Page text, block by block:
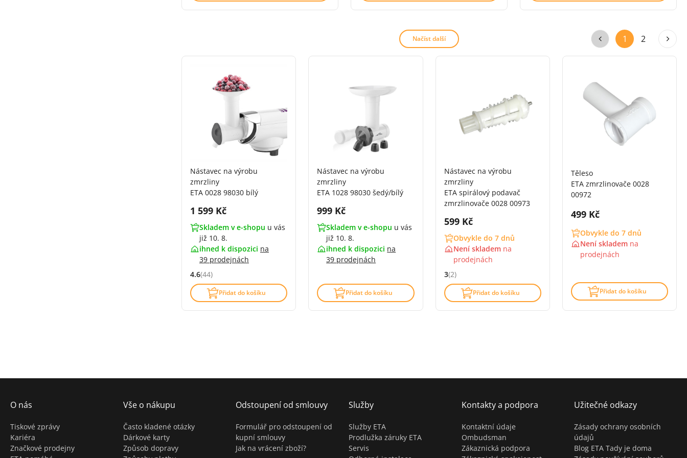
Načíst další 1 2
Nástavec na výrobu
zmrzliny
ETA 0028 98030 bílý
Cena s DPH:
1 599 Kč
Skladem v e-shopu u vás
již 10. 8.
ihned k dispozici na
39 prodejnách
Hodnocení: 4.6 z 5 (44 recenzí)
4.6(44)
Přidat do košíku
Nástavec na výrobu
zmrzliny
ETA 1028 98030 šedý/bílý
Cena s DPH:
999 Kč
Skladem v e-shopu u vás
již 10. 8.
ihned k dispozici na
39 prodejnách
Přidat do košíku
Nástavec na výrobu
zmrzliny
ETA spirálový podavač
zmrzlinovače 0028 00973
Cena s DPH:
599 Kč
Obvykle do 7 dnů
Není skladem na
prodejnách
Hodnocení: 3 z 5 (2 recenzí)
3(2)
Přidat do košíku
Těleso
ETA zmrzlinovače 0028
00972
Cena s DPH:
499 Kč
Obvykle do 7 dnů
Není skladem na
prodejnách
Přidat do košíku
O nás
Tiskové zprávy
Kariéra
Značkové prodejny
Vše o nákupu
Často kladené otázky
Dárkové karty
Způsob dopravy
Odstoupení od smlouvy
Formulář pro odstoupení od
kupní smlouvy
Jak na vrácení zboží?
Služby
Služby ETA
Prodlužka záruky ETA
Servis
Kontakty a podpora
Kontaktní údaje
Ombudsman
Zákaznická podpora
Užitečné odkazy
Zásady ochrany osobních
údajů
Blog ETA Tady je doma